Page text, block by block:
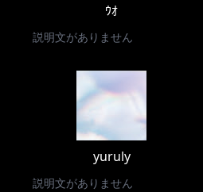
ｳｵ
説明文がありません
yuruly
説明文がありません